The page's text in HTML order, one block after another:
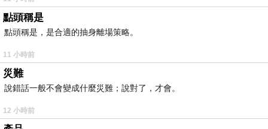
點頭稱是
點頭稱是，是合適的抽身離場策略。
11 小時前
災難
說錯話一般不會變成什麼災難；說對了，才會。
12 小時前